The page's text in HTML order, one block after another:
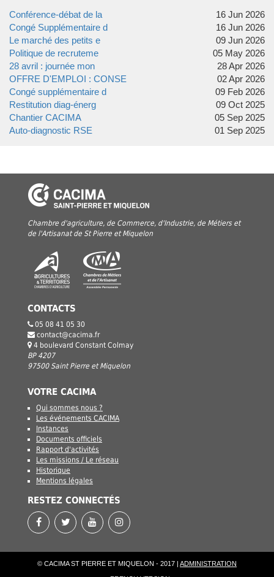
Conférence-débat de la
16 Jun 2026
Congé Supplémentaire d
16 Jun 2026
Le marché des petits e
09 Jun 2026
Politique de recruteme
05 May 2026
28 avril : journée mon
28 Apr 2026
OFFRE D'EMPLOI : CONSE
02 Apr 2026
Congé supplémentaire d
09 Feb 2026
Restitution diag-énerg
09 Oct 2025
Chantier CACIMA
05 Sep 2025
Auto-diagnostic RSE
01 Sep 2025
Chambre d'agriculture, de Commerce, d'Industrie, de Métiers et
de l'Artisanat de St Pierre et Miquelon
CONTACTS
05 08 41 05 30
contact@cacima.fr
4 boulevard Constant Colmay
BP 4207
97500 Saint Pierre et Miquelon
VOTRE CACIMA
Qui sommes nous ?
Les événements CACIMA
Instances
Documents officiels
Rapport d'activités
Les missions / Le réseau
Historique
Mentions légales
RESTEZ CONNECTÉS
© CACIMA ST PIERRE ET MIQUELON - 2017 | ADMINISTRATION